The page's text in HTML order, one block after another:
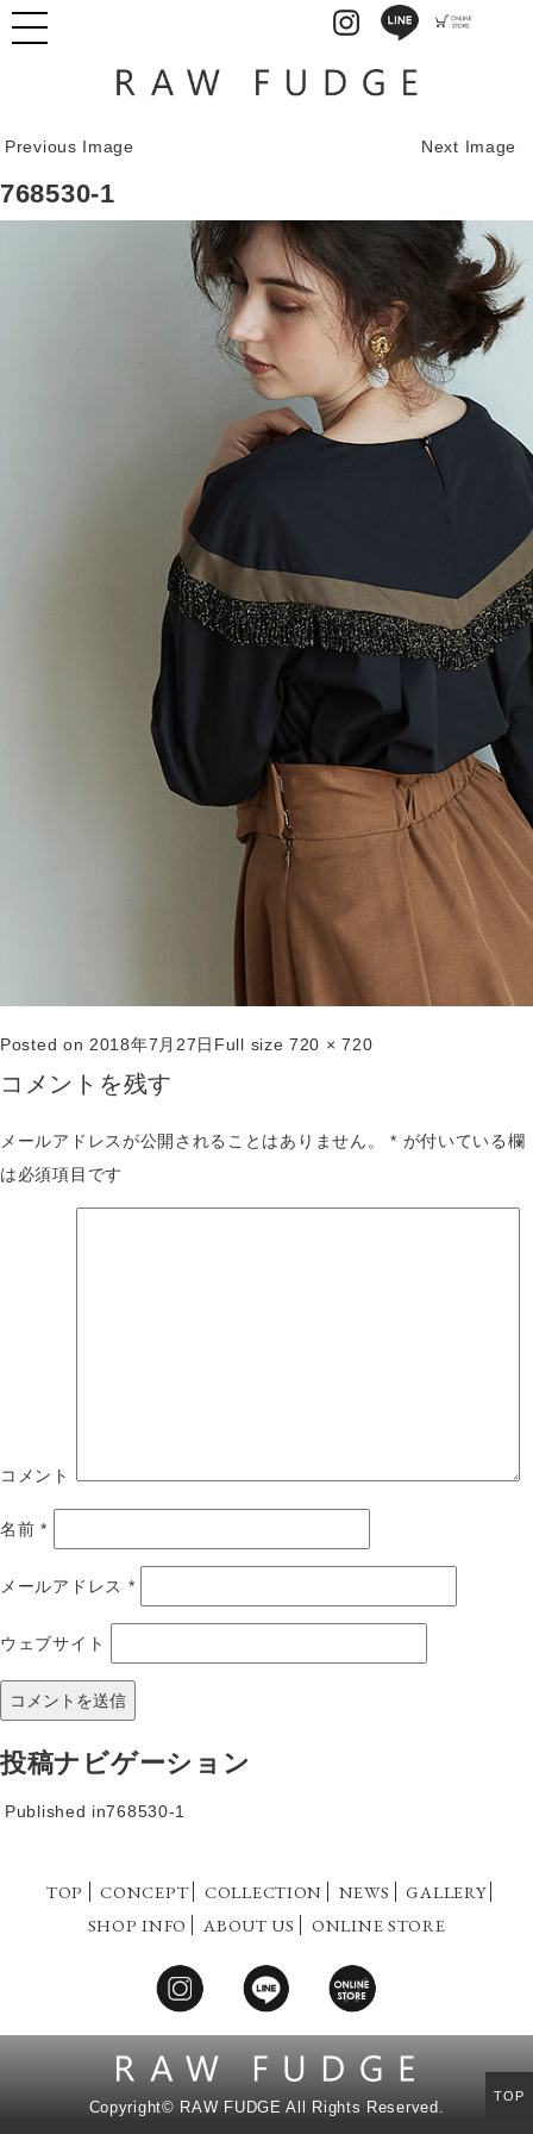
Previous Image Next Image
768530-1
Posted on 2018年7月27日 Full size720 × 720
コメントを残す
メールアドレスが公開されることはありません。 * が付いている欄
は必須項目です
コメント
名前*
メールアドレス *
ウェブサイト
投稿ナビゲーション
Published in768530-1
TOP CONCEPT COLLECTION NEWS
GALLERY
SHOP INFO
ABOUT US ONLINE STORE
Copyright© RAW FUDGE All Rights Reserved.
TOP